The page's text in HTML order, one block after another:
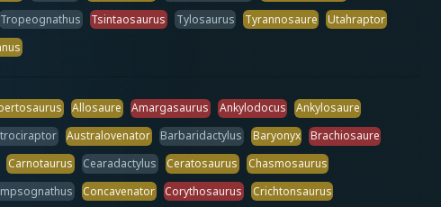
Tropeognathus Tsintaosaurus Tylosaurus Tyrannosaure
Utahraptor
Allosaure Amargasaurus Ankylodocus
Ankylosaure
Australovenator Barbaridactylus Baryonyx
Brachiosaure
Carnotaurus Cearadactylus Ceratosaurus
Chasmosaurus
Concavenator Corythosaurus
Crichtonsaurus